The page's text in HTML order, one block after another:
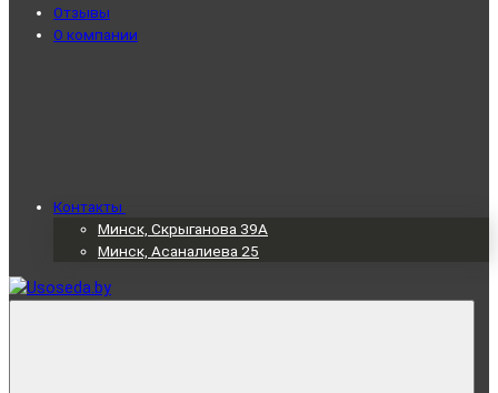
Отзывы
О компании
Контакты
Минск, Скрыганова 39А
Минск, Асаналиева 25